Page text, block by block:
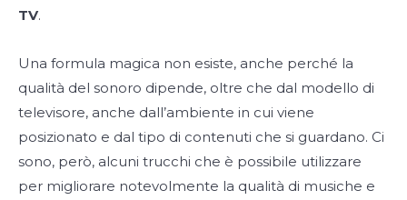
TV.
Una formula magica non esiste, anche perché la
qualità del sonoro dipende, oltre che dal modello di
televisore, anche dall’ambiente in cui viene
posizionato e dal tipo di contenuti che si guardano. Ci
sono, però, alcuni trucchi che è possibile utilizzare
per migliorare notevolmente la qualità di musiche e